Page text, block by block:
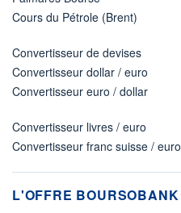
Cours du Pétrole (Brent)
Convertisseur de devises
Convertisseur dollar / euro
Convertisseur euro / dollar
Convertisseur livres / euro
Convertisseur franc suisse / euro
L'OFFRE BOURSOBANK